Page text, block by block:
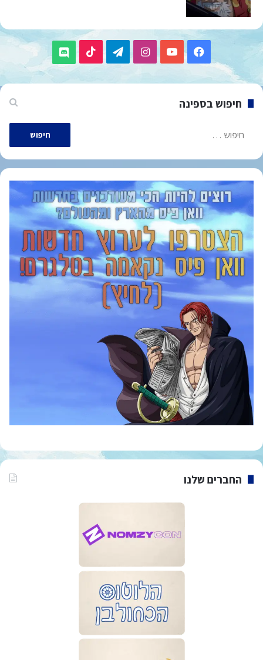
Facebook
YouTube
Instagram
Telegram
TikTok
Discord
חיפוש בספינה
חיפוש:
החברים שלנו